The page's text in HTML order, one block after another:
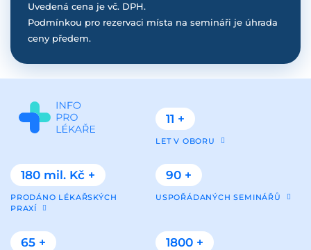
Uvedená cena je vč. DPH.
Podmínkou pro rezervaci místa na semináři je úhrada
ceny předem.
11 +
LET V OBORU
180 mil. Kč +
PRODÁNO LÉKAŘSKÝCH
PRAXÍ
90 +
USPOŘÁDANÝCH SEMINÁŘŮ
65 + 1800 +